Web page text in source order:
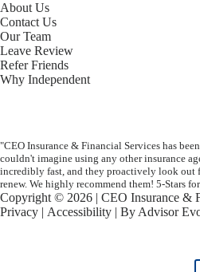
About Us
Contact Us
Our Team
Leave Review
Refer Friends
Why Independent
"CEO Insurance & Financial Services has
couldn't imagine using any other insurance
incredibly fast, and they proactively look out
renew. We highly recommend them! 5-Stars
Copyright © 2026 | CEO Insurance &
Privacy | Accessibility | By Advisor